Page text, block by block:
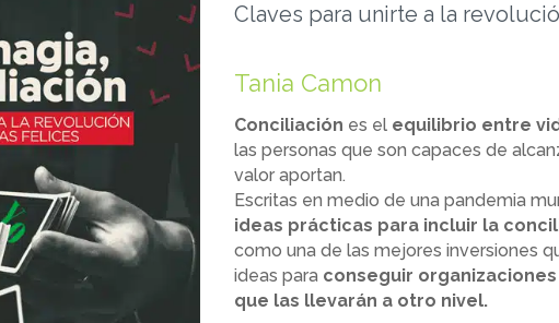
Claves para unirte a la
Tania Camon
Conciliación es el equilibrio entre
las personas que son capaces de
valor aportan.
Escritas en medio de una pandemia
ideas prácticas para incluir la
como una de las mejores inversiones
ideas para conseguir
que las llevarán a otro nivel.